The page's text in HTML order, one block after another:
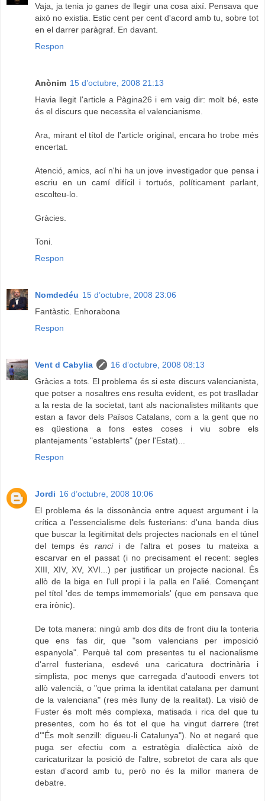
Vaja, ja tenia jo ganes de llegir una cosa així. Pensava que
això no existia. Estic cent per cent d'acord amb tu, sobre tot
en el darrer paràgraf. En davant.
Respon
Anònim 15 d’octubre, 2008 21:13
Havia llegit l'article a Pàgina26 i em vaig dir: molt bé, este
és el discurs que necessita el valencianisme.
Ara, mirant el títol de l'article original, encara ho trobe més
encertat.
Atenció, amics, ací n'hi ha un jove investigador que pensa i
escriu en un camí difícil i tortuós, políticament parlant,
escolteu-lo.
Gràcies.
Toni.
Respon
Nomdedéu 15 d’octubre, 2008 23:06
Fantàstic. Enhorabona
Respon
Vent d Cabylia
16 d’octubre, 2008 08:13
Gràcies a tots. El problema és si este discurs valencianista,
que potser a nosaltres ens resulta evident, es pot traslladar
a la resta de la societat, tant als nacionalistes militants que
estan a favor dels Països Catalans, com a la gent que no
es qüestiona a fons estes coses i viu sobre els
plantejaments "establerts" (per l'Estat)...
Respon
Jordi 16 d’octubre, 2008 10:06
El problema és la dissonància entre aquest argument i la
crítica a l'essencialisme dels fusterians: d'una banda dius
que buscar la legitimitat dels projectes nacionals en el túnel
del temps és rancii de l'altra et poses tu mateixa a
escarvar en el passat (i no precisament el recent: segles
XIII, XIV, XV, XVI...) per justificar un projecte nacional. És
allò de la biga en l'ull propi i la palla en l'alié. Començant
pel títol 'des de temps immemorials' (que em pensava que
era irònic).
De tota manera: ningú amb dos dits de front diu la tonteria
que ens fas dir, que "som valencians per imposició
espanyola". Perquè tal com presentes tu el nacionalisme
d'arrel fusteriana, esdevé una caricatura doctrinària i
simplista, poc menys que carregada d'autoodi envers tot
allò valencià, o "que prima la identitat catalana per damunt
de la valenciana" (res més lluny de la realitat). La visió de
Fuster és molt més complexa, matisada i rica del que tu
presentes, com ho és tot el que ha vingut darrere (tret
d'"És molt senzill: digueu-li Catalunya"). No et negaré que
puga ser efectiu com a estratègia dialèctica això de
caricaturitzar la posició de l'altre, sobretot de cara als que
estan d'acord amb tu, però no és la millor manera de
debatre.